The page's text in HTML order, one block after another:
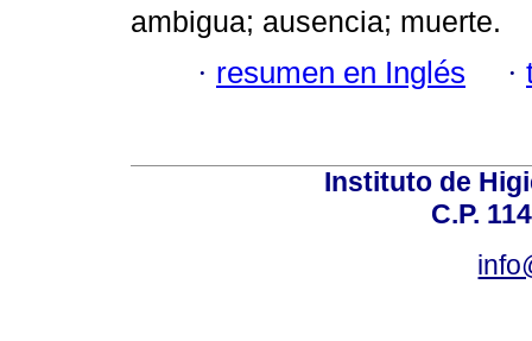
ambigua; ausencia; muerte.
· resumen en Inglés ·
Instituto de
C.P.